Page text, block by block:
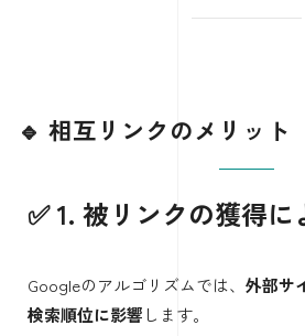
🔹 相互リンクのメリット
✅ 1. 被リンクの獲得に
Googleのアルゴリズムでは、 外部サ
検索順位に影響 します。